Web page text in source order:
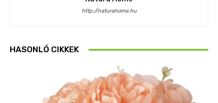
http://naturahome.hu
HASONLÓ CIKKEK